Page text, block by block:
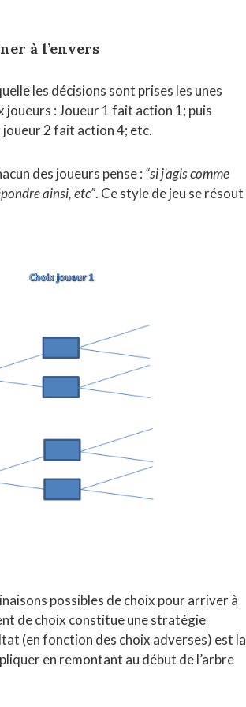
à l’envers
les décisions sont prises les unes
joueurs : Joueur 1 fait action 1; puis
2 fait action 4; etc.
des joueurs pense : “si j’agis comme
ainsi, etc”. Ce style de jeu se résout
possibles de choix pour arriver à
de choix constitue une stratégie
(en fonction des choix adverses) est la
en remontant au début de l’arbre